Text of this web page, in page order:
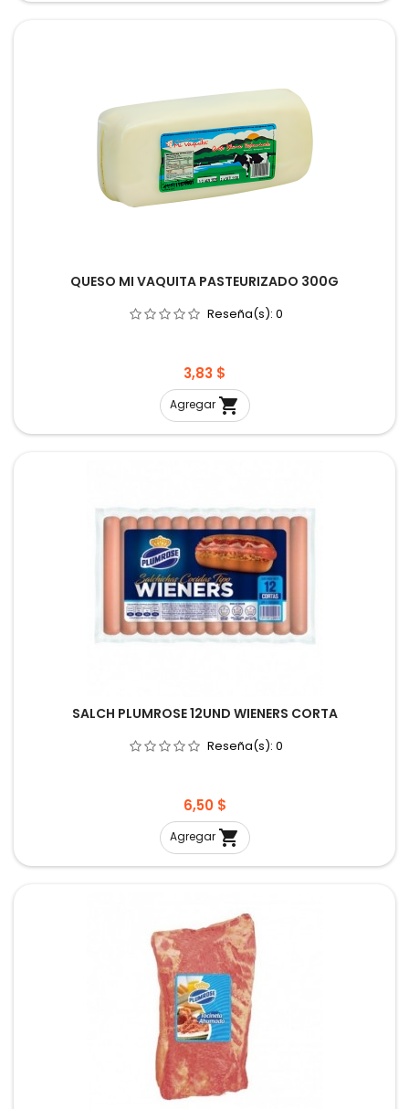
QUESO MI VAQUITA PASTEURIZADO 300G
Reseña(s): 0
Precio
3,83 $
Agregar 
SALCH PLUMROSE 12UND WIENERS CORTA
Reseña(s): 0
Precio
6,50 $
Agregar 